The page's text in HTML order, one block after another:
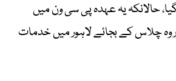
حالانکہ یہ عہدہ پی سی ون میں
وہ چلاس کے بجائے لاہور میں خدمات